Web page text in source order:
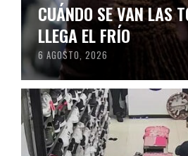
CUÁNDO SE VAN LAS
LLEGA EL FRÍO
6 AGOSTO, 2026